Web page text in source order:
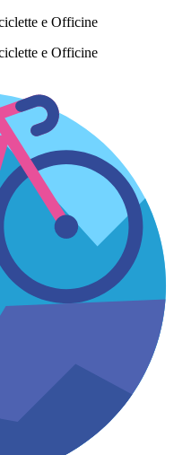
e Officine
e Officine